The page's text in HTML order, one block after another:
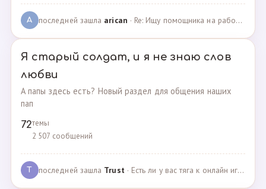
A последней зашла arican · Re: Ищу помощника на работе · 14.01.2025
Я старый солдат, и я не знаю слов
любви
А папы здесь есть? Новый раздел для общения наших
пап
72темы
2 507 сообщений
T последней зашла Trust · Есть ли у вас тяга к онлайн играм? · 02.05.2025